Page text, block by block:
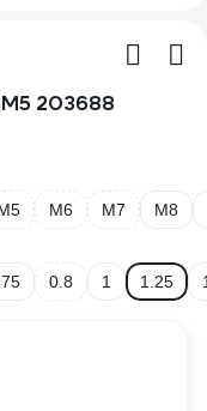
203688
М6 М7
М8
0.8 1 1.25